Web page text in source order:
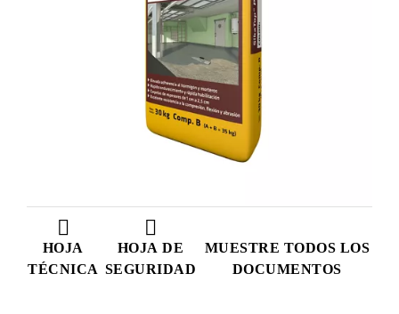
HOJA
TÉCNICA
HOJA DE
SEGURIDAD
MUESTRE TODOS LOS
DOCUMENTOS